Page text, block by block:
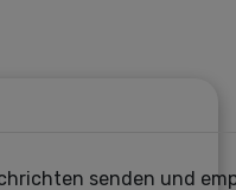
senden und